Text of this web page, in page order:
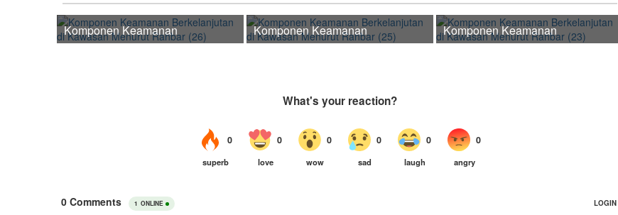
Komponen Keamanan
Berkelanjutan di
Komponen Keamanan
Berkelanjutan di
Komponen Keamanan
Berkelanjutan di